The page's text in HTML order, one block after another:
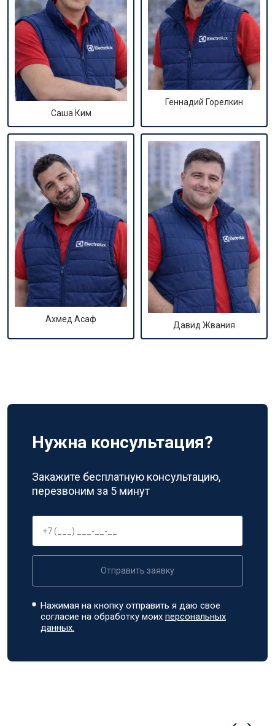
Саша Ким
Геннадий Горелкин
Ахмед Асаф
Давид Жвания
Нужна консультация?
Закажите бесплатную консультацию,
перезвоним за 5 минут
Отправить заявку
Нажимая на кнопку отправить я даю свое
согласие на обработку моихперсональных
данных.